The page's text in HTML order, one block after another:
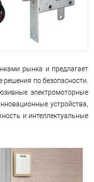
рынка и предлагает
по безопасности.
электромоторные
устройства,
и интеллектуальные